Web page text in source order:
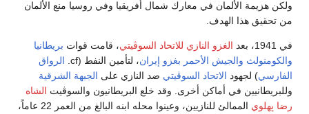
ولكن هزيمة الألمان في معارك شمال أفريقيا وفي روسيا منع الألمان
من تحقيق هذا الهدف.
في 1941، بعد الغزو النازي للاتحاد السوڤيتي، قامت قوات بريطانيا
والكومنولث والجيش الأحمر بغزو إيران، لتأمين النفط (cf.
الرواق
الفارسي) لجهود الاتحاد السوڤيتي ضد النازي على الجبهة الشرقية
وللبريطانيين في أماكن أخرى. وقد خلع البريطانيون والسوڤيت الشاه
رضا پهلوي الممالئ للنازيين، وعينوا محله ابنه البالغ من العمر 22 عاماً،